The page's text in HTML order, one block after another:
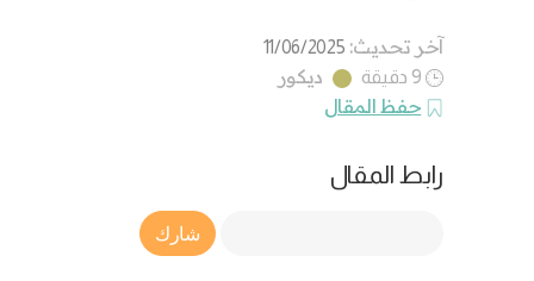
آخر تحديث: 11/06/2025
9 دقيقة
ديكور
حفظ المقال
رابط المقال
Article Link
شارك